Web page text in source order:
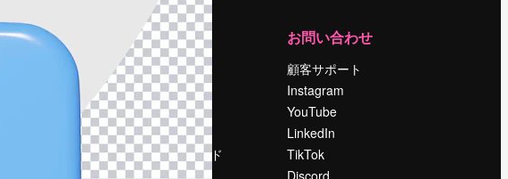
はじめに
ドキュメント
プライバシーポリ
運営
料金
会社概要
Reviews
採用情報
検索トレンド
ブログ
お問い合わせ
顧客サポート
Instagram
YouTube
LinkedIn
TikTok
Discord